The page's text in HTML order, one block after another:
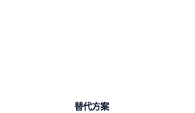
替代方案